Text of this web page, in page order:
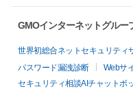
GMOインターネットグルー
世界初総合ネットセキュリティ
パスワード漏洩診断
Webサ
セキュリティ相談AIチャットボ